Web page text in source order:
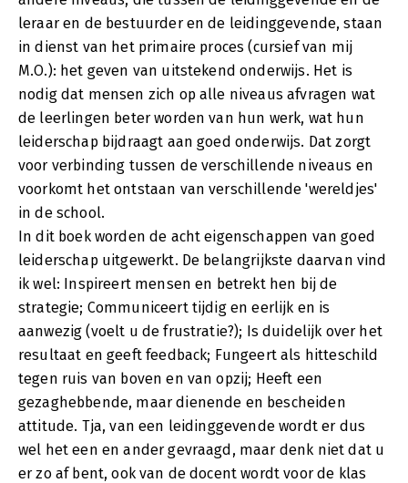
leraar en de bestuurder en de leidinggevende, staan
in dienst van het primaire proces (cursief van mij
M.O.): het geven van uitstekend onderwijs. Het is
nodig dat mensen zich op alle niveaus afvragen wat
de leerlingen beter worden van hun werk, wat hun
leiderschap bijdraagt aan goed onderwijs. Dat zorgt
voor verbinding tussen de verschillende niveaus en
voorkomt het ontstaan van verschillende 'wereldjes'
in de school.
In dit boek worden de acht eigenschappen van goed
leiderschap uitgewerkt. De belangrijkste daarvan vind
ik wel: Inspireert mensen en betrekt hen bij de
strategie; Communiceert tijdig en eerlijk en is
aanwezig (voelt u de frustratie?); Is duidelijk over het
resultaat en geeft feedback; Fungeert als hitteschild
tegen ruis van boven en van opzij; Heeft een
gezaghebbende, maar dienende en bescheiden
attitude. Tja, van een leidinggevende wordt er dus
wel het een en ander gevraagd, maar denk niet dat u
er zo af bent, ook van de docent wordt voor de klas